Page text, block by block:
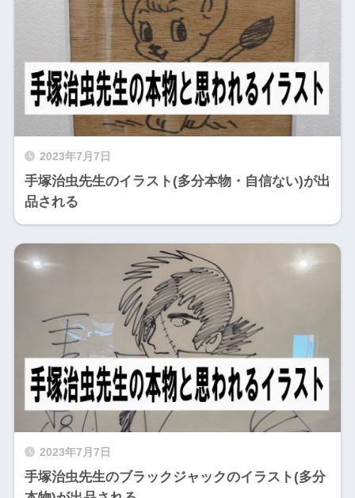
2023年7月7日
手塚治虫先生のイラスト(多分本物・自信ない)が出
品される
2023年7月7日
手塚治虫先生のブラックジャックのイラスト(多分